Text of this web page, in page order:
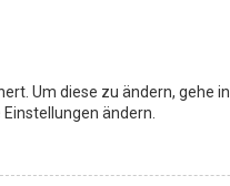
Um diese zu ändern, gehe
ändern.